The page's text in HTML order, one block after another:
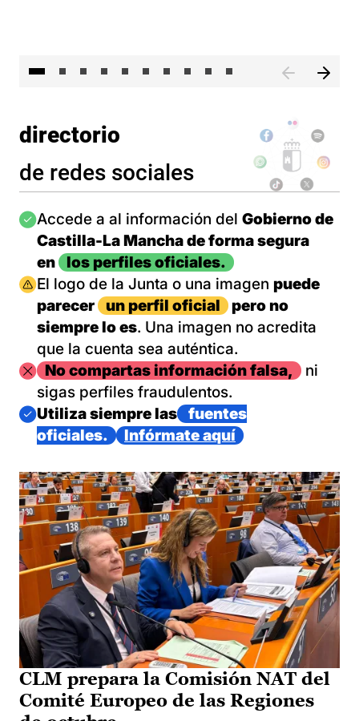
directorio
de redes sociales
Imagen
Accede a al información del Gobierno de
Castilla-La Mancha de forma segura
en
los perfiles oficiales.
Imagen
El logo de la Junta o una imagen puede
parecer
un perfil oficial
pero no
siempre lo es. Una imagen no acredita
que la cuenta sea auténtica.
ImagenNo compartas información falsa,
ni
sigas perfiles fraudulentos.
Imagen
Utiliza siempre las
fuentes
oficiales.
Infórmate aquí
CLM prepara la Comisión NAT del
Comité Europeo de las Regiones